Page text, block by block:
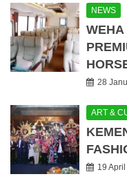
NEWS
WEHA
28
ART &
19